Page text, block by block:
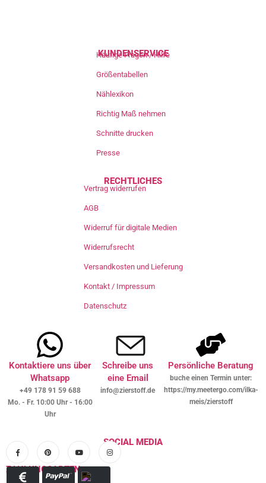
KUNDENSERVICE
Häufige Fragen / Hilfe
Größentabellen
Nählexikon
Richtig Maß nehmen
Schnitte drucken
Presse
RECHTLICHES
Vertrag widerrufen
AGB
Widerruf für digitale Medien
Widerrufsrecht
Versandkosten und Lieferung
Kontakt / Impressum
Datenschutz
Kontaktiere uns über
Whatsapp
+49 178 91 59 688
Mo. - Fr. 10:00 Uhr - 16:00
Uhr
Schreibe uns
eine Email
info@zierstoff.de
Persönliche Beratung
buche einen Termin unter:
https://my.meetergo.com/ilka-
meis/zierstoff
SOCIAL MEDIA
ZAHLUNGSARTEN